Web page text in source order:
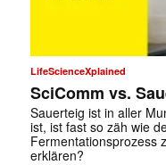
LifeScienceXplained
SciComm vs.
Sauerteig ist in aller
ist, ist fast so zäh wie
Fermentationsprozess
erklären?